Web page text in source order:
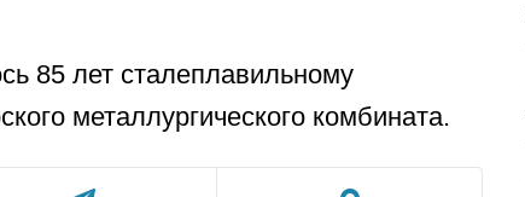
85 лет сталеплавильному
металлургического комбината.